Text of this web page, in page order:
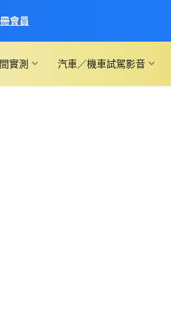
實測 汽車／機車試駕影音
會員